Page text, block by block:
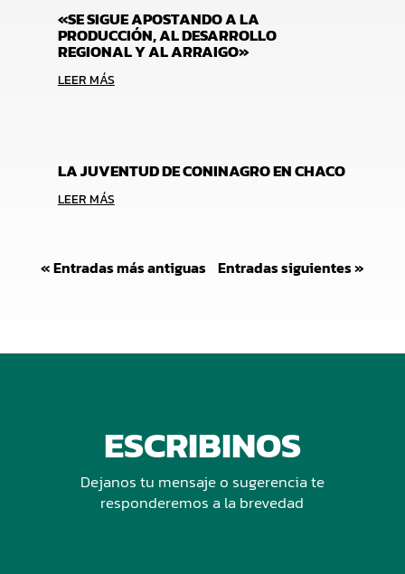
«SE SIGUE APOSTANDO A LA
PRODUCCIÓN, AL DESARROLLO
REGIONAL Y AL ARRAIGO»
LEER MÁS
LA JUVENTUD DE CONINAGRO EN CHACO
LEER MÁS
« Entradas más antiguas Entradas siguientes »
ESCRIBINOS
Dejanos tu mensaje o sugerencia te
responderemos a la brevedad